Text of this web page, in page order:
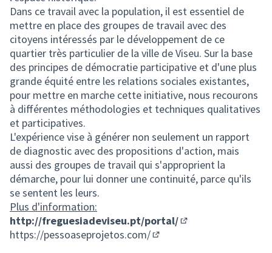
Dans ce travail avec la population, il est essentiel de
mettre en place des groupes de travail avec des
citoyens intéressés par le développement de ce
quartier très particulier de la ville de Viseu. Sur la base
des principes de démocratie participative et d'une plus
grande équité entre les relations sociales existantes,
pour mettre en marche cette initiative, nous recourons
à différentes méthodologies et techniques qualitatives
et participatives.
L'expérience vise à générer non seulement un rapport
de diagnostic avec des propositions d'action, mais
aussi des groupes de travail qui s'approprient la
démarche, pour lui donner une continuité, parce qu'ils
se sentent les leurs.
Plus d'information:
http://freguesiadeviseu.pt/portal/
https://pessoaseprojetos.com/